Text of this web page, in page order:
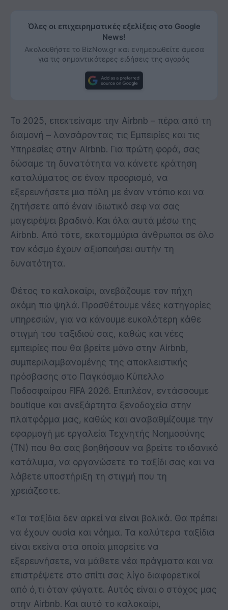
Όλες οι επιχειρηματικές εξελίξεις στο Google
News!
Ακολουθήστε το BizNow.gr και ενημερωθείτε άμεσα
για τις σημαντικότερες ειδήσεις της αγοράς
Το 2025, επεκτείναμε την Airbnb – πέρα από τη
διαμονή – λανσάροντας τις Εμπειρίες και τις
Υπηρεσίες στην Airbnb. Για πρώτη φορά, σας
δώσαμε τη δυνατότητα να κάνετε κράτηση
καταλύματος σε έναν προορισμό, να
εξερευνήσετε μια πόλη με έναν ντόπιο και να
ζητήσετε από έναν ιδιωτικό σεφ να σας
μαγειρέψει βραδινό. Και όλα αυτά μέσω της
Airbnb. Από τότε, εκατομμύρια άνθρωποι σε όλο
τον κόσμο έχουν αξιοποιήσει αυτήν τη
δυνατότητα.
Φέτος το καλοκαίρι, ανεβάζουμε τον πήχη
ακόμη πιο ψηλά. Προσθέτουμε νέες κατηγορίες
υπηρεσιών, για να κάνουμε ευκολότερη κάθε
στιγμή του ταξιδιού σας, καθώς και νέες
εμπειρίες που θα βρείτε μόνο στην Airbnb,
συμπεριλαμβανομένης της αποκλειστικής
πρόσβασης στο Παγκόσμιο Κύπελλο
Ποδοσφαίρου FIFA 2026. Επιπλέον, εντάσσουμε
boutique και ανεξάρτητα ξενοδοχεία στην
πλατφόρμα μας, καθώς και αναβαθμίζουμε την
εφαρμογή με εργαλεία Τεχνητής Νοημοσύνης
(ΤΝ) που θα σας βοηθήσουν να βρείτε το ιδανικό
κατάλυμα, να οργανώσετε το ταξίδι σας και να
λάβετε υποστήριξη τη στιγμή που τη
χρειάζεστε.
«Τα ταξίδια δεν αρκεί να είναι βολικά. Θα πρέπει
να έχουν ουσία και νόημα. Τα καλύτερα ταξίδια
είναι εκείνα στα οποία μπορείτε να
εξερευνήσετε, να μάθετε νέα πράγματα και να
επιστρέψετε στο σπίτι σας λίγο διαφορετικοί
από ό,τι όταν φύγατε. Αυτός είναι ο στόχος μας
στην Airbnb. Και αυτό το καλοκαίρι,